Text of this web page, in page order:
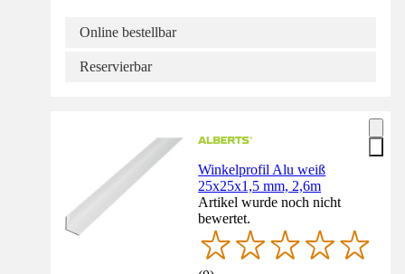
Online bestellbar
Reservierbar
Winkelprofil Alu weiß
25x25x1,5 mm, 2,6m
Artikel wurde noch nicht
bewertet.